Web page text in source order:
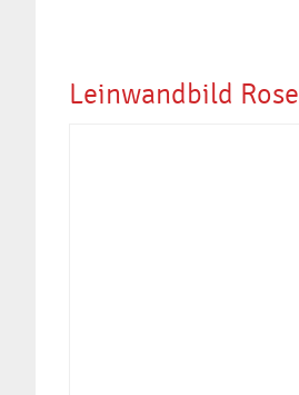
Leinwandbild Rose